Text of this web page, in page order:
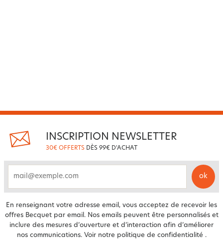
INSCRIPTION NEWSLETTER
30€ OFFERTS DÈS 99€ D'ACHAT
ok
En renseignant votre adresse email, vous acceptez de recevoir les
offres Becquet par email. Nos emails peuvent être personnalisés et
inclure des mesures d’ouverture et d’interaction afin d’améliorer
nos communications. Voir notre politique de confidentialité .